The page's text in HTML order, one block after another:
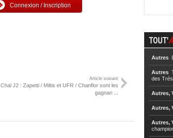
Connexion / Inscription
Article suivant
Chal J2 : Zapetti / Miltis et UFR / Chanflor sont les
gagnan ...
TOUT'
Autres
Autres
des
Autres,
Autres,
Autres,